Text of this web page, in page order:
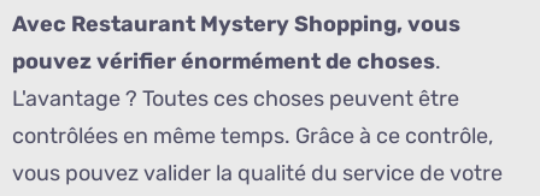
Avec Restaurant Mystery Shopping, vous
pouvez vérifier énormément de choses.
L'avantage ? Toutes ces choses peuvent être
contrôlées en même temps. Grâce à ce contrôle,
vous pouvez valider la qualité du service de votre